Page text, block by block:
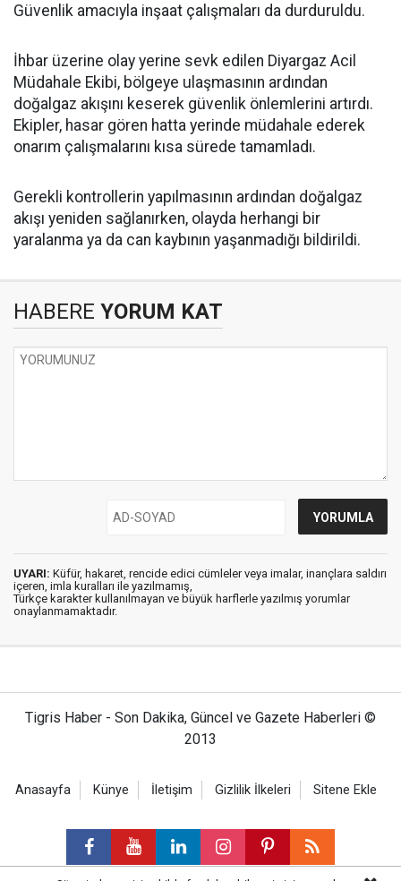
Güvenlik amacıyla inşaat çalışmaları da durduruldu.
İhbar üzerine olay yerine sevk edilen Diyargaz Acil
Müdahale Ekibi, bölgeye ulaşmasının ardından
doğalgaz akışını keserek güvenlik önlemlerini artırdı.
Ekipler, hasar gören hatta yerinde müdahale ederek
onarım çalışmalarını kısa sürede tamamladı.
Gerekli kontrollerin yapılmasının ardından doğalgaz
akışı yeniden sağlanırken, olayda herhangi bir
yaralanma ya da can kaybının yaşanmadığı bildirildi.
HABERE YORUM KAT
UYARI: Küfür, hakaret, rencide edici cümleler veya imalar, inançlara saldırı
içeren, imla kuralları ile yazılmamış,
Türkçe karakter kullanılmayan ve büyük harflerle yazılmış yorumlar
onaylanmamaktadır.
Tigris Haber - Son Dakika, Güncel ve Gazete Haberleri ©
2013
Anasayfa Künye İletişim Gizlilik İlkeleri Sitene Ekle